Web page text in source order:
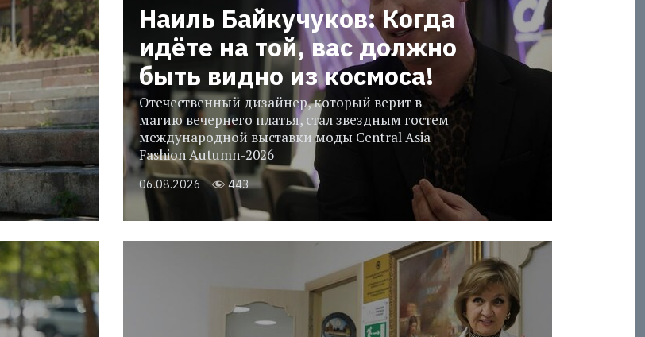
Наиль Байкучуков: Когда
идёте на той, вас должно
быть видно из космоса!
Отечественный дизайнер, который верит в
магию вечернего платья, стал звездным гостем
международной выставки моды Central Asia
Fashion Autumn-2026
06.08.2026 443